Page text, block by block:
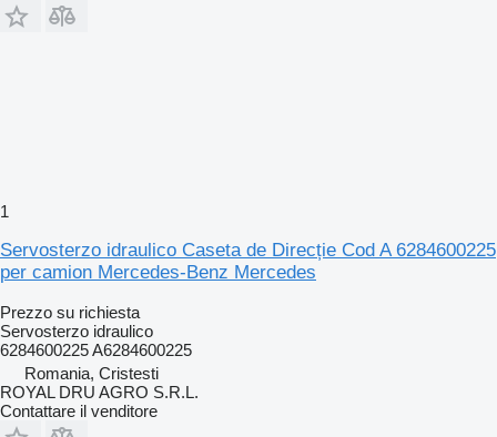
1
Servosterzo idraulico Caseta de Direcție Cod A 6284600225
per camion Mercedes-Benz Mercedes
Prezzo su richiesta
Servosterzo idraulico
6284600225 A6284600225
Romania, Cristesti
ROYAL DRU AGRO S.R.L.
Contattare il venditore